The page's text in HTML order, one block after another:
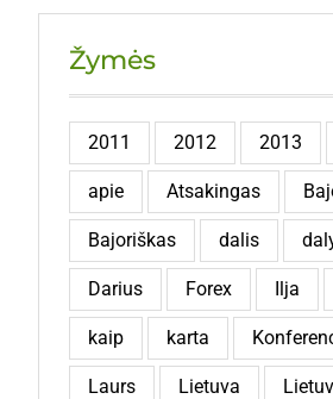
Žymės
2011 2012 2013
apie Atsakingas
Bajoriškas dalis
Darius Forex Ilja
kaip karta
Laurs Lietuva